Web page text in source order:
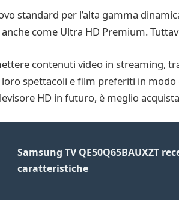
standard per l’alta gamma
come Ultra HD Premium.
contenuti video in streaming,
spettacoli e film preferiti in modo
HD in futuro, è meglio
Samsung TV QE50Q65BAUXZT
caratteristiche